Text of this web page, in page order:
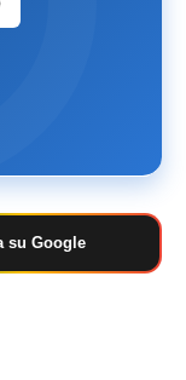
su Google